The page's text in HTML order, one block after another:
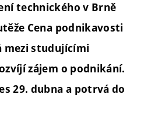
technického v Brně
Cena podnikavosti
mezi studujícími
zájem o podnikání.
29. dubna a potrvá do